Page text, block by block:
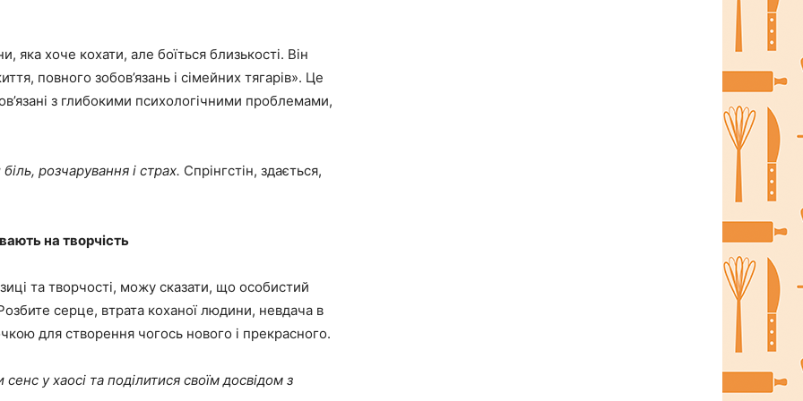
яка хоче кохати, але боїться близькості. Він
повного зобов’язань і сімейних тягарів». Це
з глибокими психологічними проблемами,
розчарування і страх. Спрінгстін, здається,
на творчість
та творчості, можу сказати, що особистий
серце, втрата коханої людини, невдача в
для створення чогось нового і прекрасного.
у хаосі та поділитися своїм досвідом з